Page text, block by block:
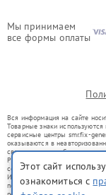
Мы принимаем
все формы оплаты
Вся информация на сайте
Товарные знаки
сервисные центры smr.fix-
оказываются в
связаны с
Ремонт осуществляется для
со статьей 1487 ГК РФ.
Использование товарных
потребителей в заблуждение,
Этот сайт
ознакомиться с